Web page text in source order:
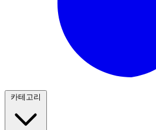
카테고리